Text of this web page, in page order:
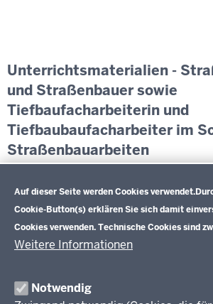
Auf dieser Seite werden Cookies verwendet.
Cookie-Button(s) erklären Sie sich damit
Cookies verwenden. Technische Cookies sind
Weitere Informationen
Notwendig
Unterrichtsmaterialien -
und Straßenbauer sowie
Tiefbaufacharbeiterin und
Tiefbaubaufacharbeiter im
Straßenbauarbeiten
Informationen
Im Überblick